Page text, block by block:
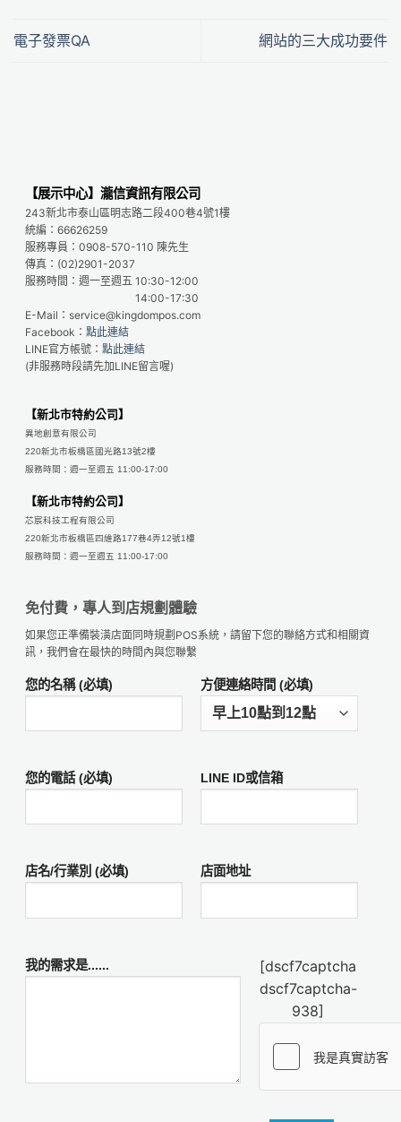
電子發票QA 網站的三大成功要件
【展示中心】瀧信資訊有限公司
243新北市泰山區明志路二段400巷4號1樓
統編：66626259
服務專員：0908-570-110 陳先生
傳真：(02)2901-2037
服務時間：週一至週五 10:30-12:00
14:00-17:30
E-Mail：service@kingdompos.com
Facebook：點此連結
LINE官方帳號：點此連結
(非服務時段請先加LINE留言喔)
【新北市特約公司】
異地創意有限公司
220新北市板橋區國光路13號2樓
服務時間：週一至週五 11:00-17:00
【新北市特約公司】
芯宸科技工程有限公司
220新北市板橋區四維路177巷4弄12號1樓
服務時間：週一至週五 11:00-17:00
免付費，專人到店規劃體驗
如果您正準備裝潢店面同時規劃POS系統，請留下您的聯絡方式和相關資
訊，我們會在最快的時間內與您聯繫
您的名稱 (必填) 方便連絡時間 (必填)
您的電話 (必填) LINE ID或信箱
店名/行業別 (必填) 店面地址
我的需求是......
[dscf7captcha
dscf7captcha-
938]